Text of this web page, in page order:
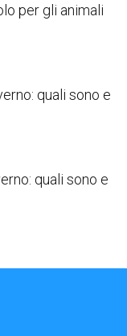
per gli animali
quali sono e
quali sono e